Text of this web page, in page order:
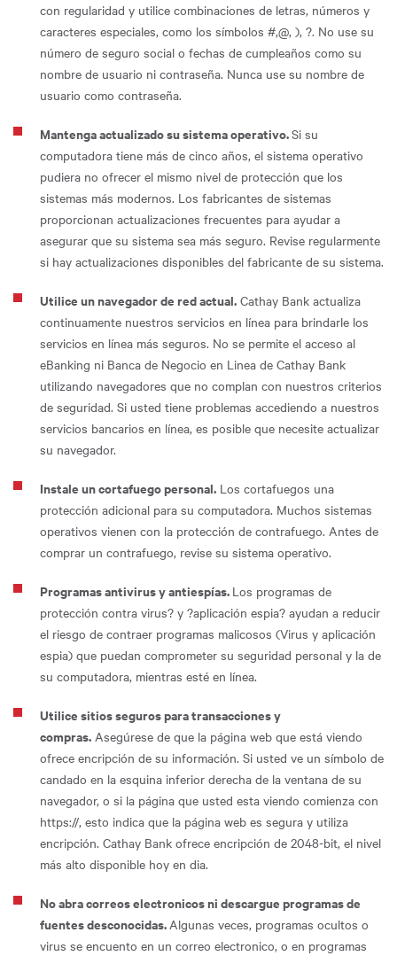
con regularidad y utilice combinaciones de letras, números y
caracteres especiales, como los símbolos #,@, ), ?. No use su
número de seguro social o fechas de cumpleaños como su
nombre de usuario ni contraseña. Nunca use su nombre de
usuario como contraseña.
Mantenga actualizado su sistema operativo.Si su
computadora tiene más de cinco años, el sistema operativo
pudiera no ofrecer el mismo nivel de protección que los
sistemas más modernos. Los fabricantes de sistemas
proporcionan actualizaciones frecuentes para ayudar a
asegurar que su sistema sea más seguro. Revise regularmente
si hay actualizaciones disponibles del fabricante de su sistema.
Utilice un navegador de red actual. Cathay Bank actualiza
continuamente nuestros servicios en línea para brindarle los
servicios en línea más seguros. No se permite el acceso al
eBanking ni Banca de Negocio en Linea de Cathay Bank
utilizando navegadores que no complan con nuestros criterios
de seguridad. Si usted tiene problemas accediendo a nuestros
servicios bancarios en línea, es posible que necesite actualizar
su navegador.
Instale un cortafuego personal. Los cortafuegos una
protección adicional para su computadora. Muchos sistemas
operativos vienen con la protección de contrafuego. Antes de
comprar un contrafuego, revise su sistema operativo.
Programas antivirus y antiespías. Los programas de
protección contra virus? y ?aplicación espia? ayudan a reducir
el riesgo de contraer programas malicosos (Virus y aplicación
espia) que puedan comprometer su seguridad personal y la de
su computadora, mientras esté en línea.
Utilice sitios seguros para transacciones y
compras. Asegúrese de que la página web que está viendo
ofrece encripción de su información. Si usted ve un símbolo de
candado en la esquina inferior derecha de la ventana de su
navegador, o si la página que usted esta viendo comienza con
https://, esto indica que la página web es segura y utiliza
encripción. Cathay Bank ofrece encripción de 2048-bit, el nivel
más alto disponible hoy en dia.
No abra correos electronicos ni descargue programas de
fuentes desconocidas.Algunas veces, programas ocultos o
virus se encuento en un correo electronico, o en programas